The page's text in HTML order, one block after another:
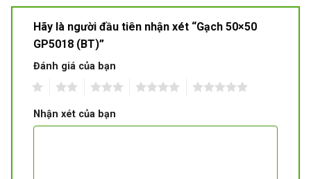
Hãy là người đầu tiên nhận xét “Gạch 50×50
GP5018 (BT)”
Đánh giá của bạn
Nhận xét của bạn